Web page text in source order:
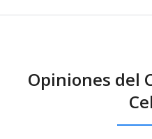
Opiniones del